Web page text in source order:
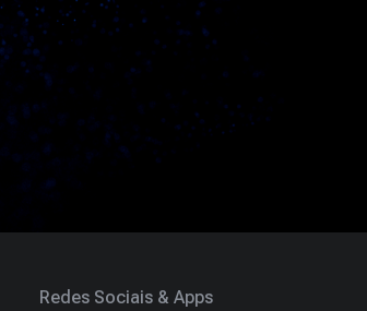
Redes Sociais & Apps